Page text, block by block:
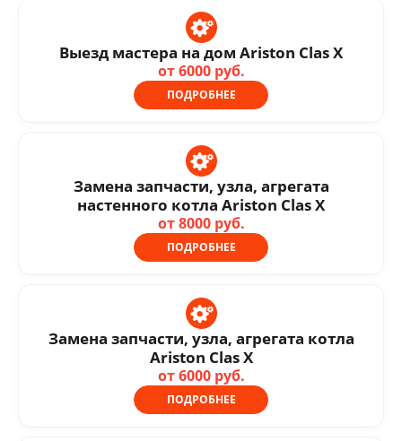
Выезд мастера на дом Ariston Clas X
от 6000 руб.
ПОДРОБНЕЕ
Замена запчасти, узла, агрегата
настенного котла Ariston Clas X
от 8000 руб.
ПОДРОБНЕЕ
Замена запчасти, узла, агрегата котла
Ariston Clas X
от 6000 руб.
ПОДРОБНЕЕ